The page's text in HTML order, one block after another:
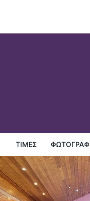
ΤΙΜΈΣ
Inn & Resort